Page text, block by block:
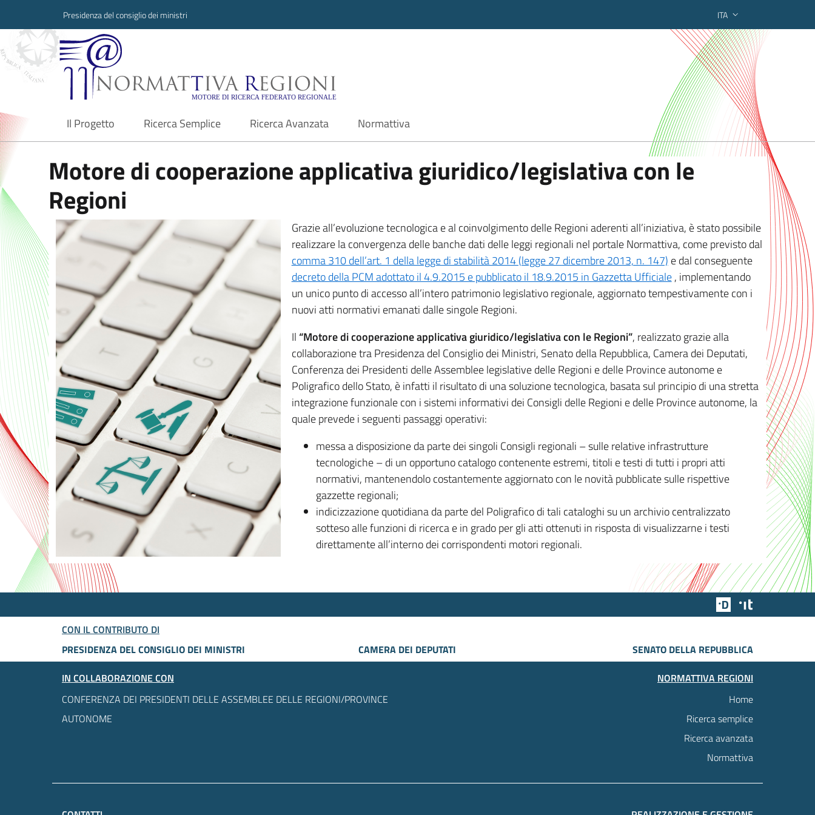
Presidenza del consiglio dei ministri ITA
Normattiva Regioni - Motore di ricerca federato regionale
Il Progetto
current Ricerca Semplice Ricerca Avanzata Normattiva
Motore di cooperazione applicativa giuridico/legislativa con le
Regioni
Grazie all’evoluzione tecnologica e al coinvolgimento delle Regioni aderenti all’iniziativa, è stato possibile
realizzare la convergenza delle banche dati delle leggi regionali nel portale Normattiva, come previsto dal
comma 310 dell’art. 1 della legge di stabilità 2014 (legge 27 dicembre 2013, n. 147) e dal conseguente
decreto della PCM adottato il 4.9.2015 e pubblicato il 18.9.2015 in Gazzetta Ufficiale, implementando
un unico punto di accesso all’intero patrimonio legislativo regionale, aggiornato tempestivamente con i
nuovi atti normativi emanati dalle singole Regioni.
Il “Motore di cooperazione applicativa giuridico/legislativa con le Regioni”, realizzato grazie alla
collaborazione tra Presidenza del Consiglio dei Ministri, Senato della Repubblica, Camera dei Deputati,
Conferenza dei Presidenti delle Assemblee legislative delle Regioni e delle Province autonome e
Poligrafico dello Stato, è infatti il risultato di una soluzione tecnologica, basata sul principio di una stretta
integrazione funzionale con i sistemi informativi dei Consigli delle Regioni e delle Province autonome, la
quale prevede i seguenti passaggi operativi:
messa a disposizione da parte dei singoli Consigli regionali – sulle relative infrastrutture
tecnologiche – di un opportuno catalogo contenente estremi, titoli e testi di tutti i propri atti
normativi, mantenendolo costantemente aggiornato con le novità pubblicate sulle rispettive
gazzette regionali;
indicizzazione quotidiana da parte del Poligrafico di tali cataloghi su un archivio centralizzato
sotteso alle funzioni di ricerca e in grado per gli atti ottenuti in risposta di visualizzarne i testi
direttamente all’interno dei corrispondenti motori regionali.
Team Digitale
CON IL CONTRIBUTO DI
PRESIDENZA DEL CONSIGLIO DEI MINISTRI
CAMERA DEI DEPUTATI
SENATO DELLA REPUBBLICA
IN COLLABORAZIONE CON
CONFERENZA DEI PRESIDENTI DELLE ASSEMBLEE DELLE REGIONI/PROVINCE
AUTONOME
NORMATTIVA REGIONI
Home
Ricerca semplice
Ricerca avanzata
Normattiva